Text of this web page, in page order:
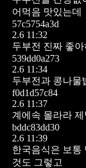
어먹음 맛있는데
57c5754a3d
2.6 11:32
두부전 진짜 좋아
539dd0a273
2.6 11:34
두부전과 콩나물
f0d1d57c84
2.6 11:37
계에속 몰라라 제
bddc83dd30
2.6 11:39
한국음식은 보통
것도 그렇고